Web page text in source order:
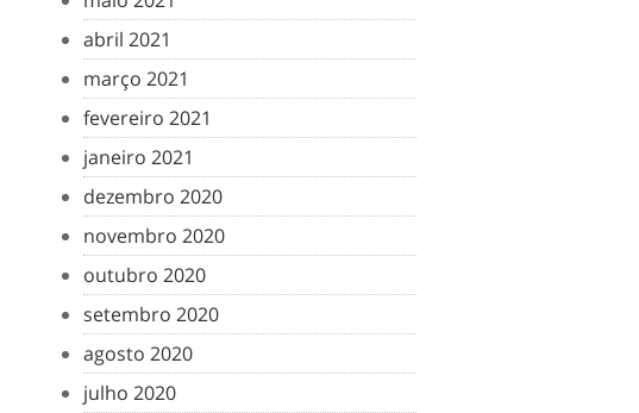
abril 2021
março 2021
fevereiro 2021
janeiro 2021
dezembro 2020
novembro 2020
outubro 2020
setembro 2020
agosto 2020
julho 2020